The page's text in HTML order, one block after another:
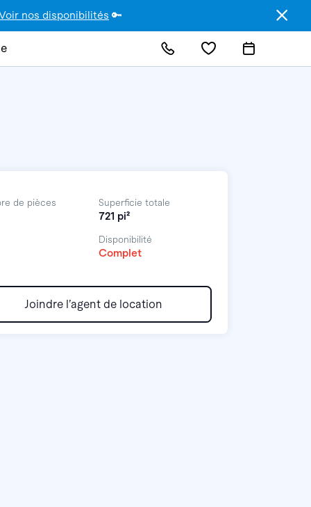
nos disponibilités 🔑
de pièces Superficie totale
721 pi²
Disponibilité
Complet
Joindre l’agent de location